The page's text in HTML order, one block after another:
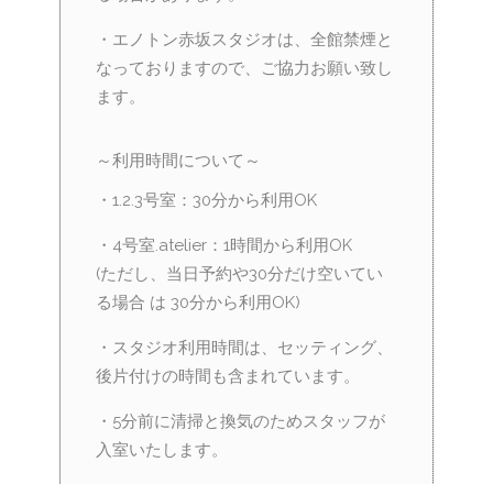
・エノトン赤坂スタジオは、全館禁煙と
なっておりますので、ご協力お願い致し
ます。
～利用時間について～
・1.2.3号室：30分から利用OK
・4号室.atelier：1時間から利用OK
(ただし、当日予約や30分だけ空いてい
る場合 は 30分から利用OK)
・スタジオ利用時間は、セッティング、
後片付けの時間も含まれています。
・5分前に清掃と換気のためスタッフが
入室いたします。